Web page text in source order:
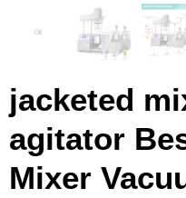
jacketed
agitator
Mixer